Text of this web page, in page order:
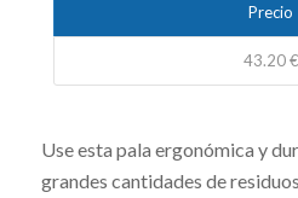
Precio
43.20 €
Use esta pala ergonómica y
grandes cantidades de